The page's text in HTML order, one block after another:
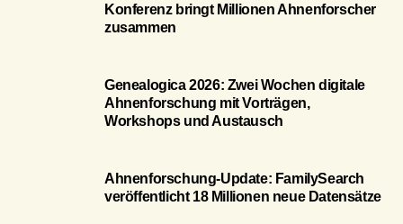
Konferenz bringt Millionen Ahnenforscher
zusammen
Genealogica 2026: Zwei Wochen digitale
Ahnenforschung mit Vorträgen,
Workshops und Austausch
Ahnenforschung-Update: FamilySearch
veröffentlicht 18 Millionen neue Datensätze